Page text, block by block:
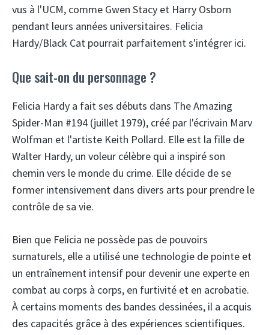
vus à l'UCM, comme Gwen Stacy et Harry Osborn
pendant leurs années universitaires. Felicia
Hardy/Black Cat pourrait parfaitement s'intégrer ici.
Que sait-on du personnage ?
Felicia Hardy a fait ses débuts dans The Amazing
Spider-Man #194 (juillet 1979), créé par l'écrivain Marv
Wolfman et l'artiste Keith Pollard. Elle est la fille de
Walter Hardy, un voleur célèbre qui a inspiré son
chemin vers le monde du crime. Elle décide de se
former intensivement dans divers arts pour prendre le
contrôle de sa vie.
Bien que Felicia ne possède pas de pouvoirs
surnaturels, elle a utilisé une technologie de pointe et
un entraînement intensif pour devenir une experte en
combat au corps à corps, en furtivité et en acrobatie.
À certains moments des bandes dessinées, il a acquis
des capacités grâce à des expériences scientifiques.